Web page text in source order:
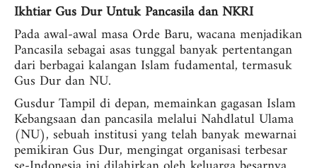
Ikhtiar Gus Dur Untuk Pancasila dan NKRI
Pada awal-awal masa Orde Baru, wacana menjadikan
Pancasila sebagai asas tunggal banyak pertentangan
dari berbagai kalangan Islam fudamental, termasuk
Gus Dur dan NU.
Gusdur Tampil di depan, memainkan gagasan Islam
Kebangsaan dan pancasila melalui Nahdlatul Ulama
(NU), sebuah institusi yang telah banyak mewarnai
pemikiran Gus Dur, mengingat organisasi terbesar